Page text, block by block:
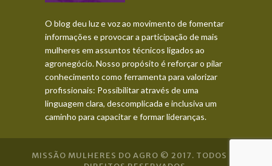
O blog deu luz e voz ao movimento de fomentar
informações e provocar a participação de mais
mulheres em assuntos técnicos ligados ao
agronegócio. Nosso propósito é reforçar o pilar
conhecimento como ferramenta para valorizar
profissionais: Possibilitar através de uma
linguagem clara, descomplicada e inclusiva um
caminho para capacitar e formar lideranças.
MISSÃO MULHERES DO AGRO © 2017. TODOS OS